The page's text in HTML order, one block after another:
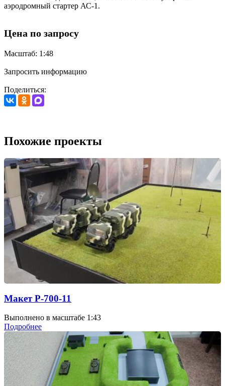
аэродромный стартер АС-1.
Цена по запросу
Масштаб: 1:48
Запросить информацию
Поделиться:
Похожие проекты
Макет Р-700-11
Выполнено в масштабе 1:43
Подробнее